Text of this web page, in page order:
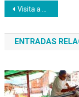
Navegación
de
entradas
Visita a Huayra Tv concluye con planes de integración comunicacional
ENTRADAS